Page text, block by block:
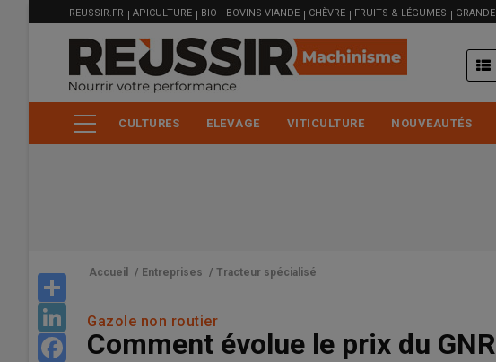
MENU
FILIÈRE
REUSSIR.FR APICULTURE BIO BOVINS VIANDE CHÈVRE FRUITS & LÉGUMES
USER
MENU
CULTURES ELEVAGE VITICULTURE NOUVEAUTÉS
LinkedIn
Facebook
Accueil / Entreprises / Tracteur spécialisé
Gazole non routier
Comment évolue le prix du